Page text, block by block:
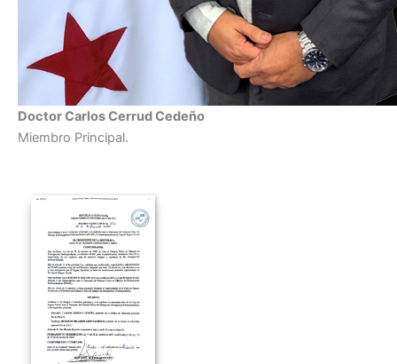
Doctor Carlos Cerrud Cedeño
Miembro Principal.